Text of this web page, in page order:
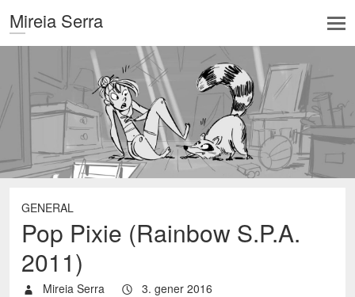
Mireia Serra
GENERAL
Pop Pixie (Rainbow S.P.A.
2011)
Mireia Serra
3. gener 2016